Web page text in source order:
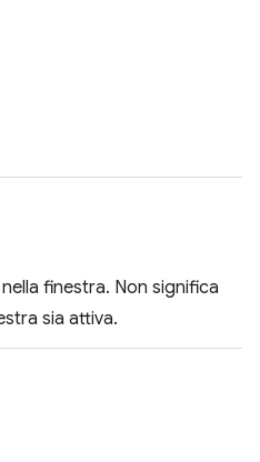
finestra. Non significa
sia attiva.